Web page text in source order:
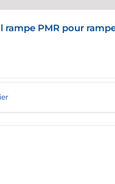
produit
rampe PMR pour